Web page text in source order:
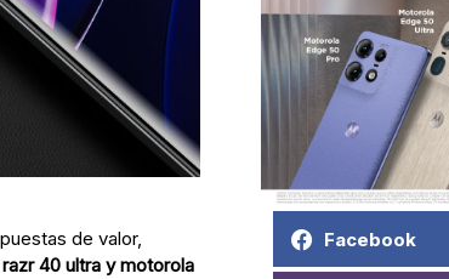
de valor,
40 ultra y motorola
Facebook